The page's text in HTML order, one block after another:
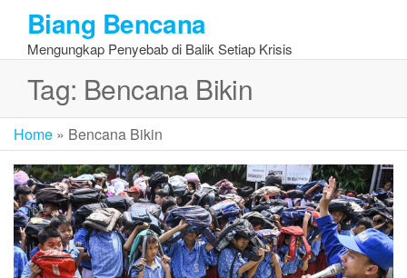
the
content
Biang Bencana
Mengungkap Penyebab di Balik Setiap Krisis
Tag: Bencana Bikin
Home » Bencana Bikin